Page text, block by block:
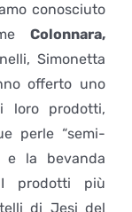
conosciuto
Colonnara,
Simonetta
offerto uno
loro prodotti,
perle “semi-
e la bevanda
I prodotti più
di Jesi del